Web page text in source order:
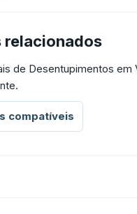
relacionados
de Desentupimentos
compatíveis